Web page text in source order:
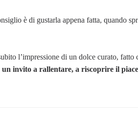
è di gustarla appena fatta, quando
l’impressione di un dolce curato, fatto
un invito a rallentare, a riscoprire il